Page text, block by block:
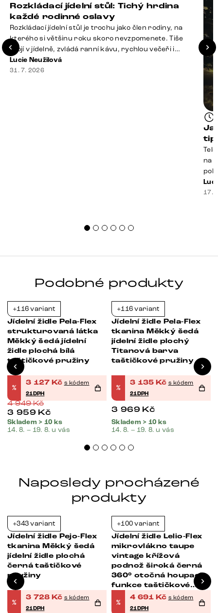
Rozkládací jídelní stůl: Tichý hrdina
každé rodinné oslavy
Rozkládací jídelní stůl je trochu jako člen rodiny, na
kterého si většinu roku skoro nevzpomenete. Tiše
stojí v jídelně, zvládá ranní kávu, rychlou večeři i
hromadu dopisů, které je potřeba „někdy vyřídit“. Pak
ale přijdou Vánoce, narozeniny nebo zpráva: „Stavíme
Lucie Neužilová
31. 7. 2026
na
17.
Podobné produkty
+116 variant
Jídelní židle Pela-Flex
strukturovaná látka
Měkký šedá jídelní
židle plochá bílá
taštičkové pružiny
%
3 127 Kč s kódem
21DPH
4 949Kč
3 959 Kč
Skladem > 10 ks
14. 8. – 19. 8. u vás
+116 variant
Jídelní židle Pela-Flex
tkanina Měkký šedá
jídelní židle plochý
Titanová barva
taštičkové pružiny
%
3 135 Kč s kódem
21DPH
3 969 Kč
Skladem > 10 ks
14. 8. – 19. 8. u vás
Naposledy procházené
produkty
+343 variant
Jídelní židle Pejo-Flex
tkanina Měkký šedá
jídelní židle plochá
černá taštičkové
pružiny
%
3 728 Kč s kódem
21DPH
+100 variant
Jídelní židle Lelio-Flex
mikrovlákno taupe
vintage křížová
podnož široká černá
360° otočná houpací
funkce taštičkové
pružiny
%
4 691 Kč s kódem
21DPH